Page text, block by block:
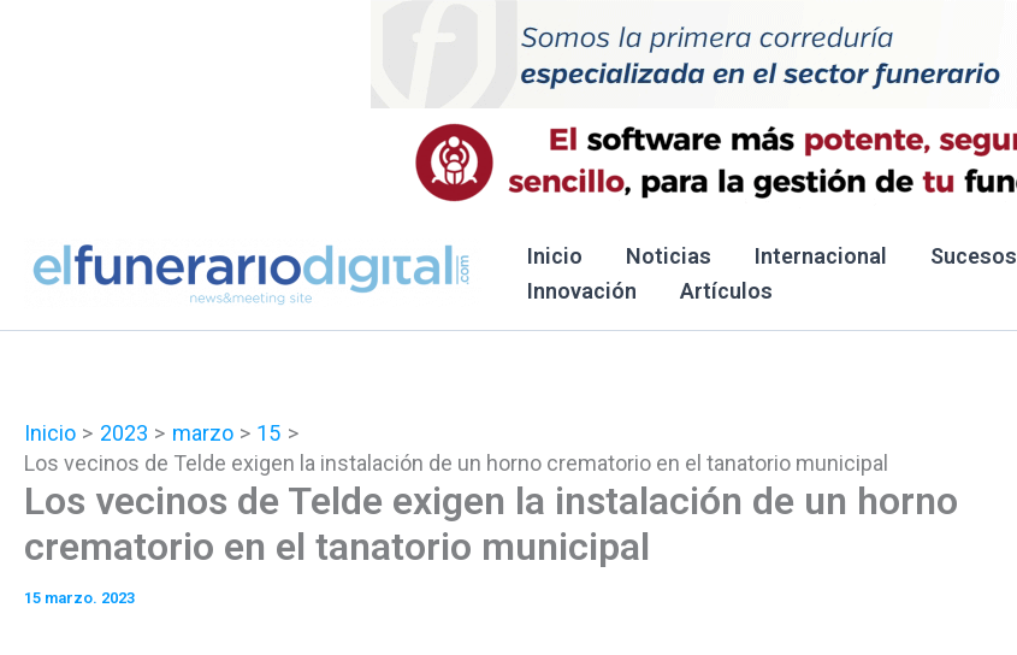
Inicio Noticias Internacional Sucesos
Innovación
Artículos
Inicio 2023 marzo
15
Los vecinos de Telde exigen la instalación de un horno crematorio en el tanatorio municipal
Los vecinos de Telde exigen la instalación de un horno
crematorio en el tanatorio municipal
15 marzo. 2023